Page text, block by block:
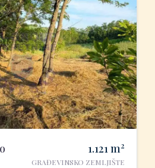
1.121m2
GRAĐEVINSKO ZEMLJIŠTE